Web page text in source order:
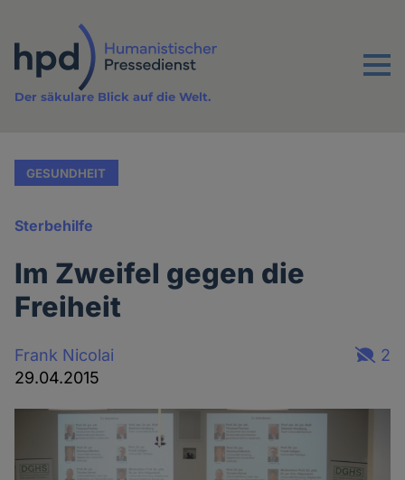
Inhalt
Menu
Der säkulare Blick auf die Welt.
GESUNDHEIT
Sterbehilfe
Im Zweifel gegen die
Freiheit
Frank Nicolai
29.04.2015
2